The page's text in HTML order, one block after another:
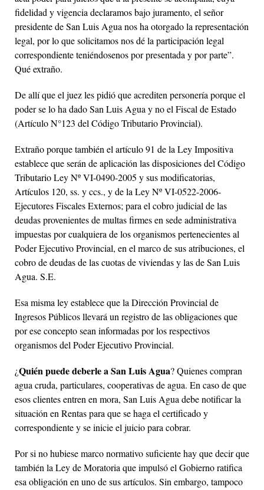
fidelidad y vigencia declaramos bajo juramento, el señor
presidente de San Luis Agua nos ha otorgado la representación
legal, por lo que solicitamos nos dé la participación legal
correspondiente teniéndosenos por presentada y por parte”.
Qué extraño.
De allí que el juez les pidió que acrediten personería porque el
poder se lo ha dado San Luis Agua y no el Fiscal de Estado
(Artículo N°123 del Código Tributario Provincial).
Extraño porque también el artículo 91 de la Ley Impositiva
establece que serán de aplicación las disposiciones del Código
Tributario Ley Nº VI-0490-2005 y sus modificatorias,
Artículos 120, ss. y ccs., y de la Ley Nº VI-0522-2006-
Ejecutores Fiscales Externos; para el cobro judicial de las
deudas provenientes de multas firmes en sede administrativa
impuestas por cualquiera de los organismos pertenecientes al
Poder Ejecutivo Provincial, en el marco de sus atribuciones, el
cobro de deudas de las cuotas de viviendas y las de San Luis
Agua. S.E.
Esa misma ley establece que la Dirección Provincial de
Ingresos Públicos llevará un registro de las obligaciones que
por ese concepto sean informadas por los respectivos
organismos del Poder Ejecutivo Provincial.
¿Quién puede deberle a San Luis Agua? Quienes compran
agua cruda, particulares, cooperativas de agua. En caso de que
esos clientes entren en mora, San Luis Agua debe notificar la
situación en Rentas para que se haga el certificado y
correspondiente y se inicie el juicio para cobrar.
Por si no hubiese marco normativo suficiente hay que decir que
también la Ley de Moratoria que impulsó el Gobierno ratifica
esa obligación en uno de sus artículos. Sin embargo, tampoco